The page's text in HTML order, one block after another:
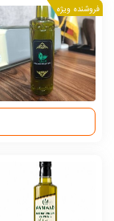
فروشنده ویژه